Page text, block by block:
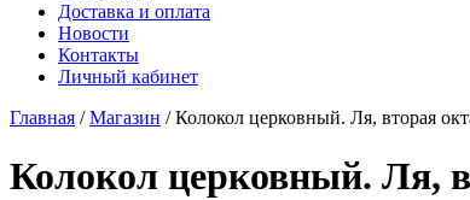
Доставка и оплата
Новости
Контакты
Личный кабинет
Главная /Магазин /Колокол церковный. Ля, вторая
Колокол церковный. Ля,